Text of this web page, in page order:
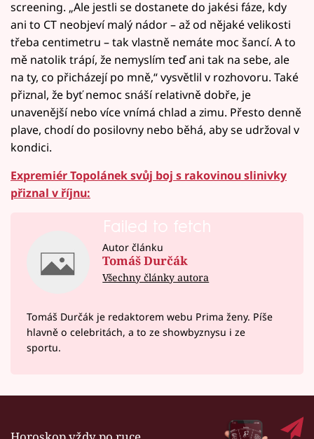
screening. „Ale jestli se dostanete do jakési fáze, kdy
ani to CT neobjeví malý nádor – až od nějaké velikosti
třeba centimetru – tak vlastně nemáte moc šancí. A to
mě natolik trápí, že nemyslím teď ani tak na sebe, ale
na ty, co přicházejí po mně,“ vysvětlil v rozhovoru. Také
přiznal, že byť nemoc snáší relativně dobře, je
unavenější nebo více vnímá chlad a zimu. Přesto denně
plave, chodí do posilovny nebo běhá, aby se udržoval v
kondici.
Expremiér Topolánek svůj boj s rakovinou slinivky
přiznal v říjnu:
Failed to fetch
Autor článku
Tomáš Durčák
Všechny články autora
Tomáš Durčák je redaktorem webu Prima ženy. Píše
hlavně o celebritách, a to ze showbyznysu i ze
sportu.